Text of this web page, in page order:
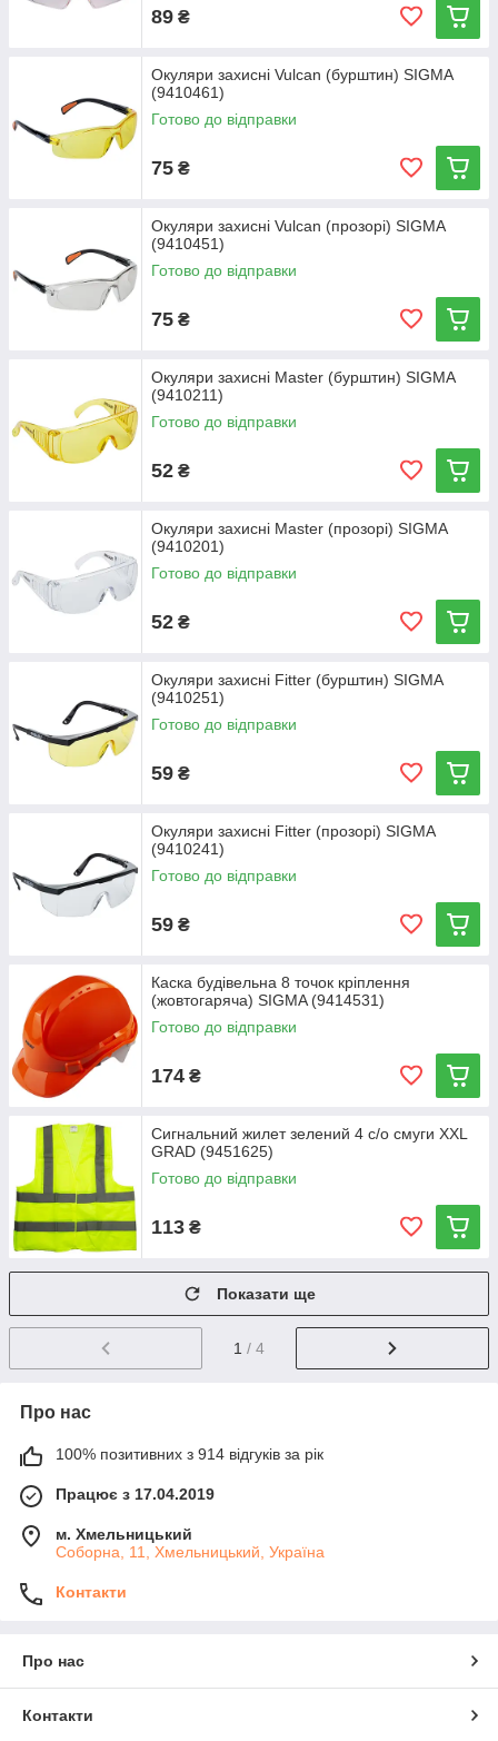
89 ₴
Окуляри захисні Vulcan (бурштин) SIGMA
(9410461)
Готово до відправки
75 ₴
Окуляри захисні Vulcan (прозорі) SIGMA
(9410451)
Готово до відправки
75 ₴
Окуляри захисні Master (бурштин) SIGMA
(9410211)
Готово до відправки
52 ₴
Окуляри захисні Master (прозорі) SIGMA
(9410201)
Готово до відправки
52 ₴
Окуляри захисні Fitter (бурштин) SIGMA
(9410251)
Готово до відправки
59 ₴
Окуляри захисні Fitter (прозорі) SIGMA
(9410241)
Готово до відправки
59 ₴
Каска будівельна 8 точок кріплення
(жовтогаряча) SIGMA (9414531)
Готово до відправки
174 ₴
Сигнальний жилет зелений 4 с/о смуги XXL
GRAD (9451625)
Готово до відправки
113 ₴
Показати ще
1 / 4
Про нас
100% позитивних з 914 відгуків за рік
Працює з 17.04.2019
м. Хмельницький
Соборна, 11, Хмельницький, Україна
Контакти
Про нас
Контакти